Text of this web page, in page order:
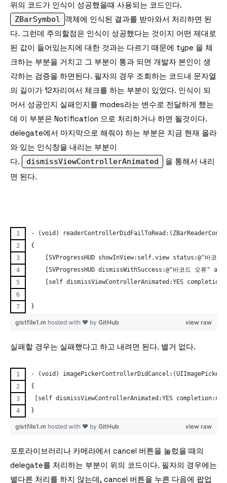
위의 코드가 인식이 성공했을때 사용되는 코드인다.
ZBarSymbol
객체에 인식된 결과를 받아와서 처리하면 된
다. 그런데 주의할점은 인식이 성공했다는 것이지 어떤 제대로
된 값이 들어있는지에 대한 것과는 다르기 때문에 type 을 체
크하는 부분을 거치고 그 부분이 통과 되면 개발자 본인이 생
각하는 검증을 하면된다. 필자의 경우 조회하는 코드내 문자열
의 길이가 12자리여서 체크를 하는 부분이 있었다. 인식이 되
어서 성공인지 실패인지를 modes라는 변수로 전달하게 했는
데 이 부분은 Notification 으로 처리하거나 하면 될것이다.
delegate에서 마지막으로 해줘야 하는 부분은 지금 현재 올라
와 있는 인식창을 내리는 부분이
다.
dismissViewControllerAnimated
을 통해서 내리
면 된다.
- (void)
{
[SVProgressHUD showInView:self.view status:@"바코드
[SVProgressHUD dismissWithSuccess:@"바코드 오류"
[self dismissViewControllerAnimated:YES
}
view raw
gistfile1.m hosted with ❤ by GitHub
실패할 경우는 실패했다고 하고 내려면 된다. 별거 없다.
- (void)
{
[self dismissViewControllerAnimated:YES
}
view raw
gistfile1.m hosted with ❤ by GitHub
포토라이브러리나 카메라에서 cancel 버튼을 눌렀을 때의
delegate를 처리하는 부분이 위의 코드이다. 필자의 경우에는
별다른 처리를 하지 않는데, cancel 버튼을 누른 다음에 팝업